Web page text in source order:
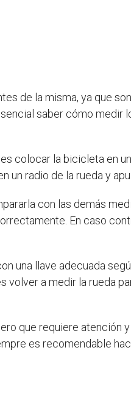
de la misma, ya que
saber cómo medir
colocar la bicicleta en
radio de la rueda y
con las demás
En caso
una llave adecuada
a medir la rueda
que requiere atención
es recomendable